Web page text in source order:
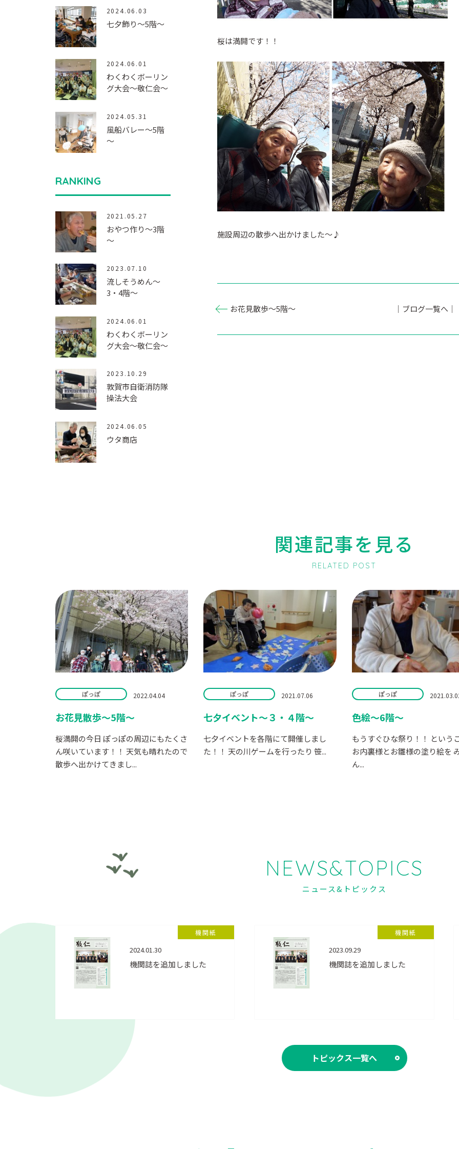
桜は満開です！！
施設周辺の散歩へ出かけました～♪
お花見散歩～5階～ ｜ブログ一覧へ｜
2024.06.03
七夕飾り～5階～
2024.06.01
わくわくボーリン
グ大会～敬仁会～
2024.05.31
風船バレー～5階
～
RANKING
2021.05.27
おやつ作り～3階
～
2023.07.10
流しそうめん～
3・4階～
2024.06.01
わくわくボーリン
グ大会～敬仁会～
2023.10.29
敦賀市自衛消防隊
操法大会
2024.06.05
ウタ商店
関連記事を見る
RELATED POST
ぽっぽ 2022.04.04
お花見散歩～5階～
桜満開の今日 ぽっぽの周辺にもたくさ
ん咲いています！！ 天気も晴れたので
散歩へ出かけてきまし...
ぽっぽ 2021.07.06
七夕イベント～３・４階～
七夕イベントを各階にて開催しまし
た！！ 天の川ゲームを行ったり 笹...
ぽっぽ
色絵～6階～
もうすぐひな祭り！！ というこ
お内裏様とお雛様の塗り絵を
ん...
NEWS&TOPICS
ニュース&トピックス
機関紙
2024.01.30
機関誌を追加しました
機関紙
2023.09.29
機関誌を追加しました
トピックス一覧へ